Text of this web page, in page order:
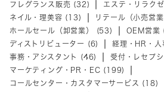
フレグランス販売 (32)
エステ・リラク
ネイル・理美容 (13)
リテール（小売営
ホールセール（卸営業） (53)
OEM営業
ディストリビューター (6)
経理・HR・
事務・アシスタント (46)
受付・レセプ
マーケティング・PR・EC (199)
コールセンター・カスタマーサービス (18)